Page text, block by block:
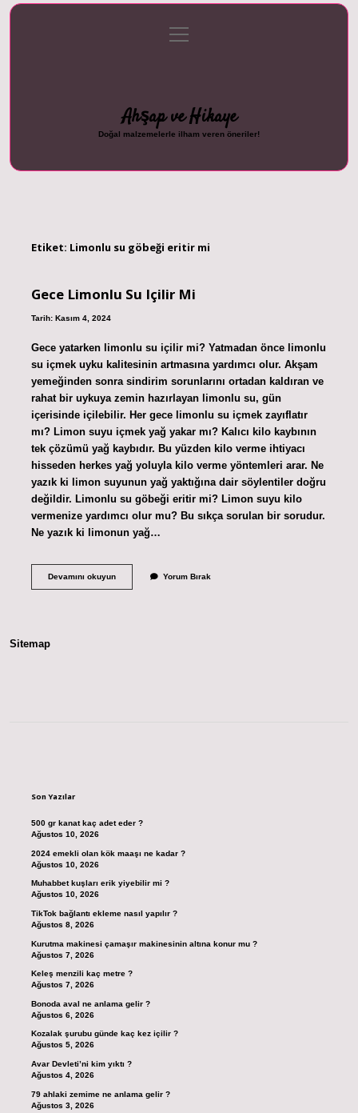
Gizlilik Politikası
menüyü
aç
Ahşap ve Hikaye
Doğal malzemelerle ilham veren öneriler!
Etiket: Limonlu su göbeği eritir mi
Gece Limonlu Su Içilir Mi
Tarih: Kasım 4, 2024
Gece yatarken limonlu su içilir mi? Yatmadan önce limonlu
su içmek uyku kalitesinin artmasına yardımcı olur. Akşam
yemeğinden sonra sindirim sorunlarını ortadan kaldıran ve
rahat bir uykuya zemin hazırlayan limonlu su, gün
içerisinde içilebilir. Her gece limonlu su içmek zayıflatır
mı? Limon suyu içmek yağ yakar mı? Kalıcı kilo kaybının
tek çözümü yağ kaybıdır. Bu yüzden kilo verme ihtiyacı
hisseden herkes yağ yoluyla kilo verme yöntemleri arar. Ne
yazık ki limon suyunun yağ yaktığına dair söylentiler doğru
değildir. Limonlu su göbeği eritir mi? Limon suyu kilo
vermenize yardımcı olur mu? Bu sıkça sorulan bir sorudur.
Ne yazık ki limonun yağ…
Devamını okuyunGece
Yorum Bırak
Sitemap
Son Yazılar
500 gr kanat kaç adet eder ?
Ağustos 10, 2026
2024 emekli olan kök maaşı ne kadar ?
Ağustos 10, 2026
Muhabbet kuşları erik yiyebilir mi ?
Ağustos 10, 2026
TikTok bağlantı ekleme nasıl yapılır ?
Ağustos 8, 2026
Kurutma makinesi çamaşır makinesinin altına konur mu ?
Ağustos 7, 2026
Keleş menzili kaç metre ?
Ağustos 7, 2026
Bonoda aval ne anlama gelir ?
Ağustos 6, 2026
Kozalak şurubu günde kaç kez içilir ?
Ağustos 5, 2026
Avar Devleti’ni kim yıktı ?
Ağustos 4, 2026
79 ahlaki zemime ne anlama gelir ?
Ağustos 3, 2026